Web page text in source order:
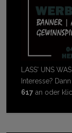
LASS' UNS
Interesse?
617 an oder